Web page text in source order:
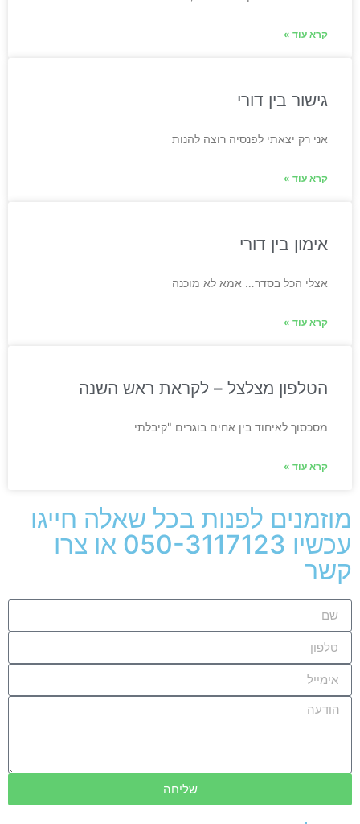
קרא עוד »
גישור בין דורי
אני רק יצאתי לפנסיה רוצה להנות
קרא עוד »
אימון בין דורי
אצלי הכל בסדר… אמא לא מוכנה
קרא עוד »
הטלפון מצלצל – לקראת ראש השנה
מסכסוך לאיחוד בין אחים בוגרים "קיבלתי
קרא עוד »
מוזמנים לפנות בכל שאלה חייגו
עכשיו 050-3117123 או צרו
קשר
שליחה